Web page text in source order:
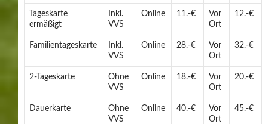
Tageskarte
ermäßigt
Inkl.
VVS
Online 11.-€
Vor
Ort
12.-€
Familientageskarte
Inkl.
VVS
Online 28.-€
Vor
Ort
32.-€
2-Tageskarte
Ohne
VVS
Online 18.-€
Vor
Ort
20.-€
Dauerkarte
Ohne
VVS
Online 40.-€
Vor
Ort
45.-€